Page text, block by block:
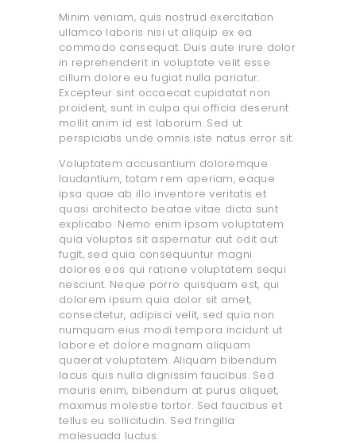
Minim veniam, quis nostrud exercitation
ullamco laboris nisi ut aliquip ex ea
commodo consequat. Duis aute irure dolor
in reprehenderit in voluptate velit esse
cillum dolore eu fugiat nulla pariatur.
Excepteur sint occaecat cupidatat non
proident, sunt in culpa qui officia deserunt
mollit anim id est laborum. Sed ut
perspiciatis unde omnis iste natus error sit.
Voluptatem accusantium doloremque
laudantium, totam rem aperiam, eaque
ipsa quae ab illo inventore veritatis et
quasi architecto beatae vitae dicta sunt
explicabo. Nemo enim ipsam voluptatem
quia voluptas sit aspernatur aut odit aut
fugit, sed quia consequuntur magni
dolores eos qui ratione voluptatem sequi
nesciunt. Neque porro quisquam est, qui
dolorem ipsum quia dolor sit amet,
consectetur, adipisci velit, sed quia non
numquam eius modi tempora incidunt ut
labore et dolore magnam aliquam
quaerat voluptatem. Aliquam bibendum
lacus quis nulla dignissim faucibus. Sed
mauris enim, bibendum at purus aliquet,
maximus molestie tortor. Sed faucibus et
tellus eu sollicitudin. Sed fringilla
malesuada luctus.